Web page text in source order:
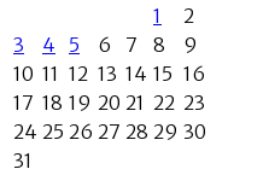
1
2
3
4 5 6 7 8
9
10 11 12 13 14 15 16
17 18 19 20 21 22 23
24 25 26 27 28 29 30
31